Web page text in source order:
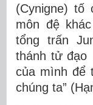
(Cynigne) tố
môn đệ
tổng trấn
thánh tử đạo
của mình để
chúng ta”